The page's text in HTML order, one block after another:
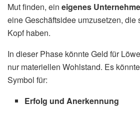
Mut finden, ein eigenes
eine Geschäftsidee umzusetzen, die
Kopf haben.
In dieser Phase könnte Geld für
nur materiellen Wohlstand. Es
Symbol für:
Erfolg und Anerkennung